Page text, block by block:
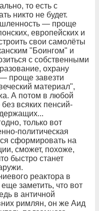
то есть с
никто не будет.
— проще
европейских и
свои самолёты
"Боингом" и
с собственными
охрану
проще завезти
материал",
А потом в любой
всяких пенсий-
только вот
политическая
сформировать на
сможет, похоже,
быстро станет
реактора в
заметить, что вот
в античной
римлян, он же Аид